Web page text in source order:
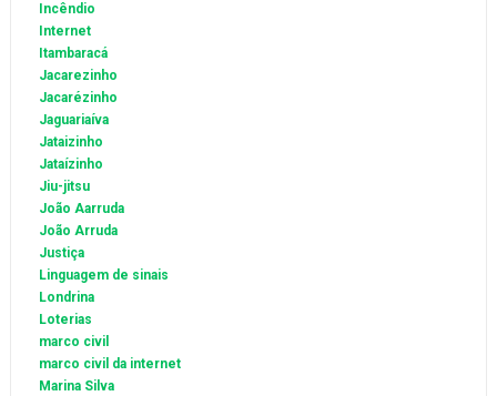
Incêndio
Internet
Itambaracá
Jacarezinho
Jacarézinho
Jaguariaíva
Jataizinho
Jataízinho
Jiu-jitsu
João Aarruda
João Arruda
Justiça
Linguagem de sinais
Londrina
Loterias
marco civil
marco civil da internet
Marina Silva